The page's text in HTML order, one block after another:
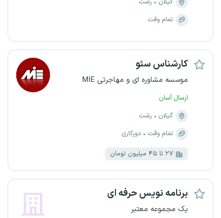
گیلان
رشت
تمام وقت
کارشناس سئو
موسسه مشاوره ای و مهاجرتی MIE
ارسال آسان
گیلان
رشت
تمام وقت
دورکاری
۲۷ تا ۴۵ میلیون تومان
برنامه نویس حرفه ای
یک مجموعه معتبر